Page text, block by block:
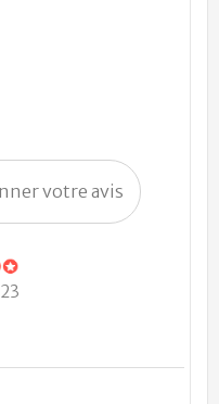
votre avis